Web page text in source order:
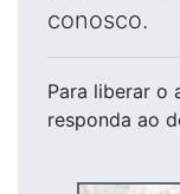
conosco.
Para liberar o
responda ao